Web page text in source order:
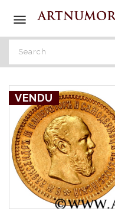

VENDU